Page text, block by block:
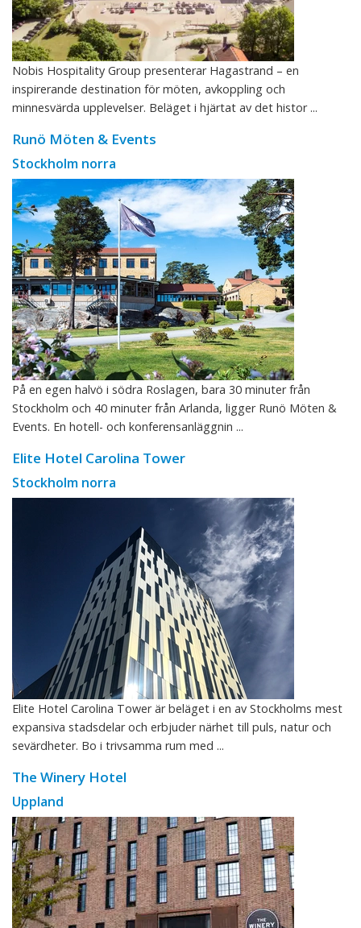
Nobis Hospitality Group presenterar Hagastrand – en
inspirerande destination för möten, avkoppling och
minnesvärda upplevelser. Beläget i hjärtat av det histor ...
Runö Möten & Events
Stockholm norra
På en egen halvö i södra Roslagen, bara 30 minuter från
Stockholm och 40 minuter från Arlanda, ligger Runö Möten &
Events. En hotell- och konferensanläggnin ...
Elite Hotel Carolina Tower
Stockholm norra
Elite Hotel Carolina Tower är beläget i en av Stockholms mest
expansiva stadsdelar och erbjuder närhet till puls, natur och
sevärdheter. Bo i trivsamma rum med ...
The Winery Hotel
Uppland